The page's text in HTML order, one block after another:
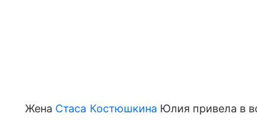
Жена Стаса Костюшкина Юлия привела в